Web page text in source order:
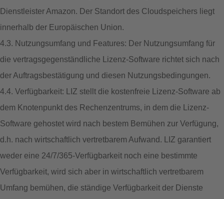
Dienstleister Amazon. Der Standort des Cloudspeichers liegt
innerhalb der Europäischen Union.
4.3. Nutzungsumfang und Features: Der Nutzungsumfang für
die vertragsgegenständliche Lizenz-Software richtet sich nach
der Auftragsbestätigung und diesen Nutzungsbedingungen.
4.4. Verfügbarkeit: LIZ stellt die kostenfreie Lizenz-Software ab
dem Knotenpunkt des Rechenzentrums, in dem die Lizenz-
Software gehostet wird nach bestem Bemühen zur Verfügung,
d.h. nach wirtschaftlich vertretbarem Aufwand. LIZ garantiert
weder eine 24/7/365-Verfügbarkeit noch eine bestimmte
Verfügbarkeit, wird sich aber in wirtschaftlich vertretbarem
Umfang bemühen, die ständige Verfügbarkeit der Dienste